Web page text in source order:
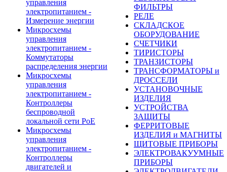
управления
электропитанием -
Измерение энергии
Микросхемы
управления
электропитанием -
Коммутаторы
распределения энергии
Микросхемы
управления
электропитанием -
Контроллеры
беспроводной
локальной сети PoE
Микросхемы
управления
электропитанием -
Контроллеры
двигателей и
ФИЛЬТРЫ
РЕЛЕ
СКЛАДСКОЕ
ОБОРУДОВАНИЕ
СЧЕТЧИКИ
ТИРИСТОРЫ
ТРАНЗИСТОРЫ
ТРАНСФОРМАТОРЫ и
ДРОССЕЛИ
УСТАНОВОЧНЫЕ
ИЗДЕЛИЯ
УСТРОЙСТВА
ЗАЩИТЫ
ФЕРРИТОВЫЕ
ИЗДЕЛИЯ и МАГНИТЫ
ЩИТОВЫЕ ПРИБОРЫ
ЭЛЕКТРОВАКУУМНЫЕ
ПРИБОРЫ